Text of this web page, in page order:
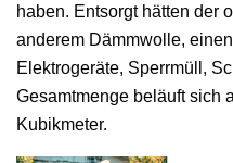
haben. Entsorgt hätten der
anderem Dämmwolle,
Elektrogeräte, Sperrmüll,
Gesamtmenge beläuft sich
Kubikmeter.